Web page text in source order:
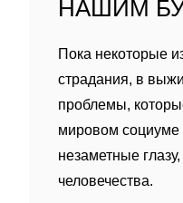
НАШИМ
Пока некоторые
страдания, в
проблемы,
мировом социуме
незаметные
человечества.